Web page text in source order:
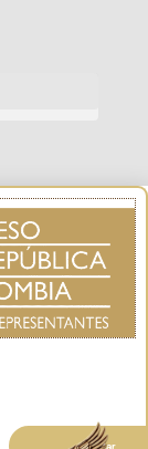
Aceptar